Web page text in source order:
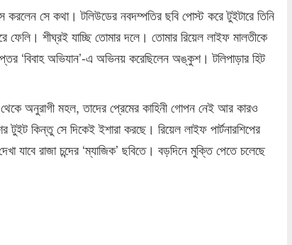
করলেন সে কথা। টলিউডের নবদম্পতির ছবি পোস্ট করে টুইটারে তিনি
শীঘ্রই যাচ্ছি তোমার দলে। তোমার রিয়েল লাইফ মালতীকে
‘বিবাহ অভিযান’-এ অভিনয় করেছিলেন অঙ্কুশ। টলিপাড়ার হিট
অনুরাগী মহল, তাদের প্রেমের কাহিনী গোপন নেই আর কারও
কিন্তু সে দিকেই ইশারা করছে। রিয়েল লাইফ পার্টনারশিপের
রাজা চন্দের ‘ম্যাজিক’ ছবিতে। বড়দিনে মুক্তি পেতে চলেছে